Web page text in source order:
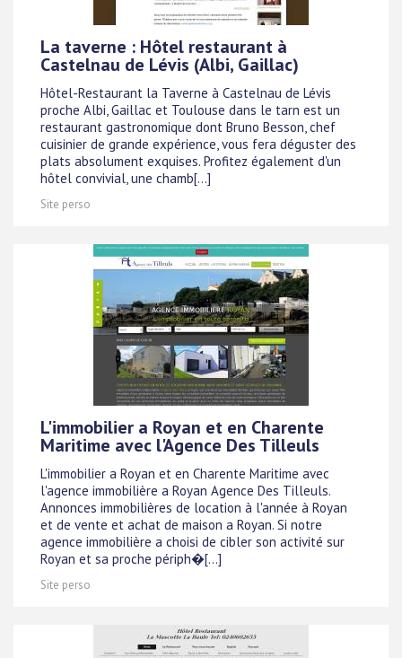
La taverne : Hôtel restaurant à
Castelnau de Lévis (Albi, Gaillac)
Hôtel-Restaurant la Taverne à Castelnau de Lévis
proche Albi, Gaillac et Toulouse dans le tarn est un
restaurant gastronomique dont Bruno Besson, chef
cuisinier de grande expérience, vous fera déguster des
plats absolument exquises. Profitez également d'un
hôtel convivial, une chamb[...]
Site perso
L'immobilier a Royan et en Charente
Maritime avec l'Agence Des Tilleuls
L'immobilier a Royan et en Charente Maritime avec
l'agence immobilière a Royan Agence Des Tilleuls.
Annonces immobilières de location à l'année à Royan
et de vente et achat de maison a Royan. Si notre
agence immobilière a choisi de cibler son activité sur
Royan et sa proche périph�[...]
Site perso